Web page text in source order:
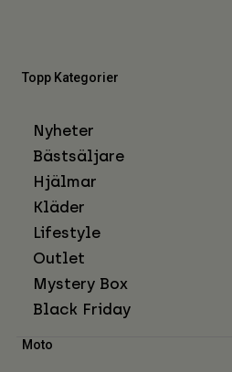
Topp Kategorier
Nyheter
Bästsäljare
Hjälmar
Kläder
Lifestyle
Outlet
Mystery Box
Black Friday
Moto